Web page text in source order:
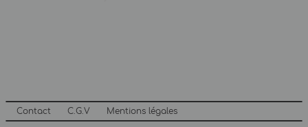
Contact C.G.V Mentions légales